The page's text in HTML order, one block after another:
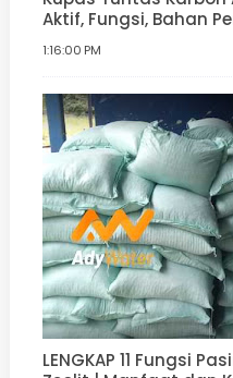
Aktif, Fungsi, Bahan
Air
1:16:00 PM
LENGKAP 11 Fungsi